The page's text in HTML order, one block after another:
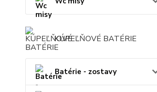
KÚPEĽŇOVÉ BATÉRIE
Batérie - zostavy